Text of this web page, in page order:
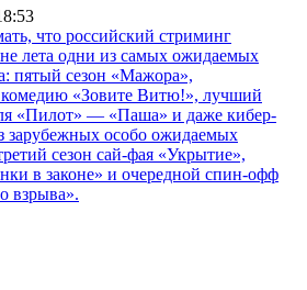
что российский стриминг
лета одни из самых ожидаемых
пятый сезон «Мажора»,
«Зовите Витю!», лучший
«Пилот» — «Паша» и даже кибер-
зарубежных особо ожидаемых
сезон сай-фая «Укрытие»,
в законе» и очередной спин-офф
взрыва».